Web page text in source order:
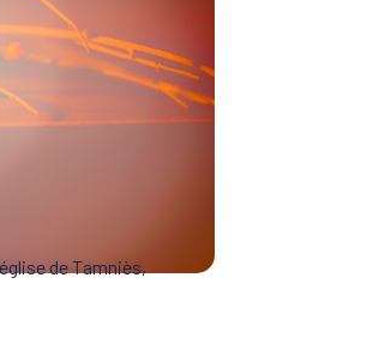
de Tamniès,